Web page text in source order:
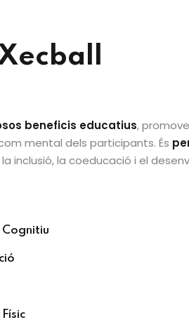
beneficis educatius,
mental dels participants. És
inclusió, la coeducació i el